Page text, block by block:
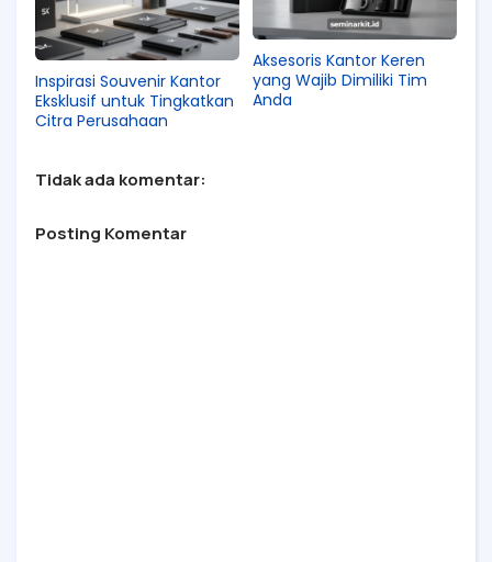
Inspirasi Souvenir Kantor
Eksklusif untuk Tingkatkan
Citra Perusahaan
Aksesoris Kantor Keren
yang Wajib Dimiliki Tim
Anda
Tidak ada komentar:
Posting Komentar